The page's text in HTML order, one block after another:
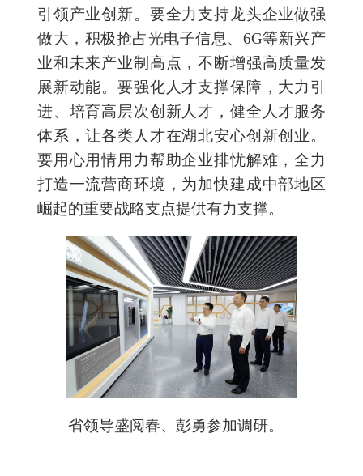
引领产业创新。要全力支持龙头企业做强
做大，积极抢占光电子信息、6G等新兴产
业和未来产业制高点，不断增强高质量发
展新动能。要强化人才支撑保障，大力引
进、培育高层次创新人才，健全人才服务
体系，让各类人才在湖北安心创新创业。
要用心用情用力帮助企业排忧解难，全力
打造一流营商环境，为加快建成中部地区
崛起的重要战略支点提供有力支撑。
省领导盛阅春、彭勇参加调研。